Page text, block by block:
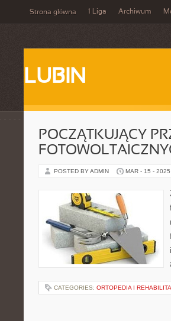
Strona główna 1 Liga Archiwum
LUBIN
POCZĄTKUJĄCY
POSTED BY ADMIN MAR - 15 - 2025
CATEGORIES: ORTOPEDIA I